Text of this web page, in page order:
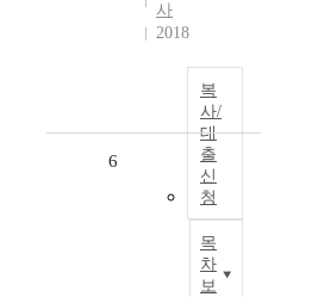
사
2018
복
사/
대
출
신
청
목
차
보
6